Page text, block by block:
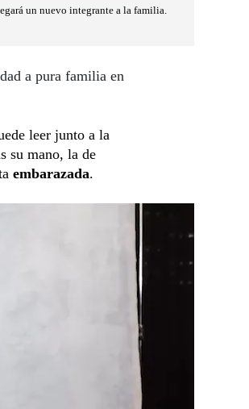
un nuevo integrante a la familia.
a pura familia en
leer junto a la
su mano, la de
embarazada.